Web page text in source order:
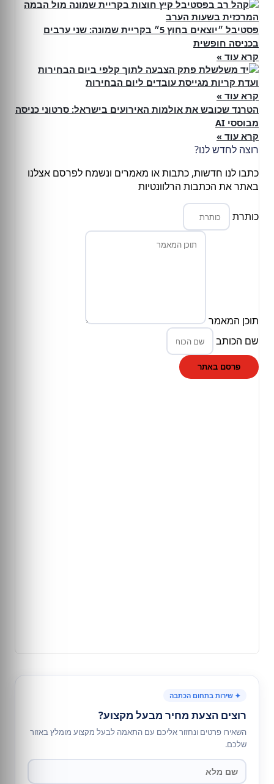
פסטיבל ״יוצאים בחוץ 5״ בקריית שמונה: שני ערבים
בכניסה חופשית
קרא עוד »
ועדת קריות מגייסת עובדים ליום הבחירות
קרא עוד »
הטרנד שכובש את אולמות האירועים בישראל: סרטוני כניסה
מבוססי AI
קרא עוד »
רוצה לחדש לנו?
כתבו לנו חדשות, כתבות או מאמרים ונשמח לפרסם אצלנו
באתר את הכתבות הרלוונטיות
כותרת
תוכן המאמר
שם הכותב
פרסם באתר
✦ שירות בתחום הכתבה
רוצים הצעת מחיר מבעל מקצוע?
השאירו פרטים ונחזור אליכם עם התאמה לבעל מקצוע מומלץ באזור
שלכם.